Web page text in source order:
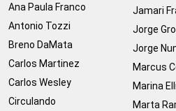
Ana Paula Franco
Antonio Tozzi
Breno DaMata
Carlos Martinez
Carlos Wesley
Circulando
Jamari
Jorge
Jorge
Marcus
Marina
Marta